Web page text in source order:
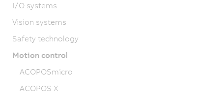
I/O systems
Vision systems
Safety technology
Motion control
ACOPOSmicro
ACOPOS X